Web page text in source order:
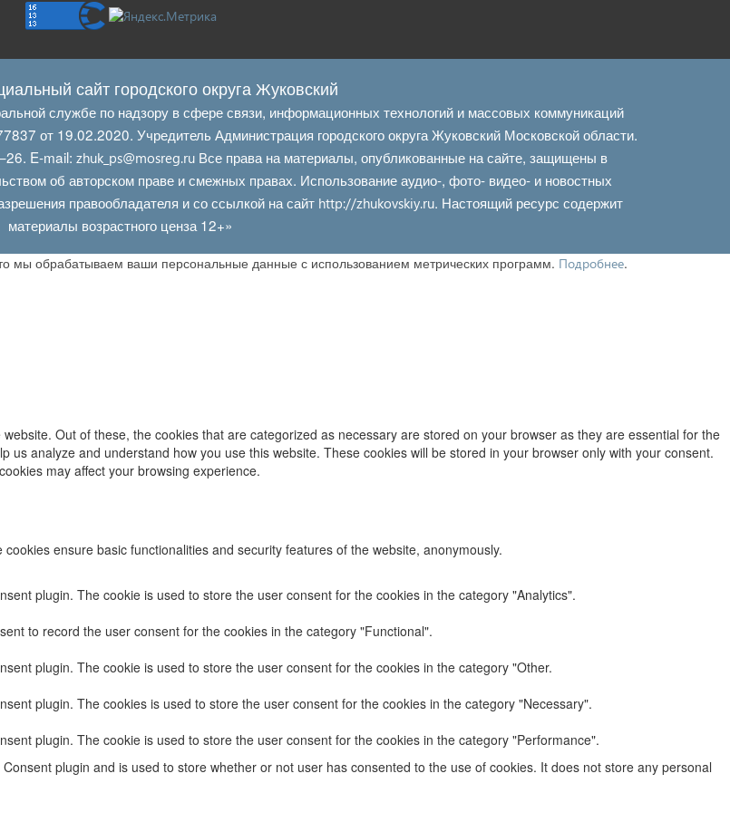
сайт городского округа Жуковский
службе по надзору в сфере связи, информационных технологий и массовых коммуникаций
от 19.02.2020. Учредитель Администрация городского округа Жуковский Московской области.
E‑mail: zhuk_ps@mosreg.ruВсе права на материалы, опубликованные на сайте, защищены в
об авторском праве и смежных правах. Использование аудио-, фото- видео- и новостных
правообладателя и со ссылкой на сайт http://zhukovskiy.ru. Настоящий ресурс содержит
материалы возрастного ценза 12+»
мы обрабатываем ваши персональные данные с использованием метрических программ. Подробнее.
Out of these, the cookies that are categorized as necessary are stored on your browser as they are essential for the
analyze and understand how you use this website. These cookies will be stored in your browser only with your consent.
may affect your browsing experience.
ensure basic functionalities and security features of the website, anonymously.
plugin. The cookie is used to store the user consent for the cookies in the category "Analytics".
to record the user consent for the cookies in the category "Functional".
plugin. The cookie is used to store the user consent for the cookies in the category "Other.
plugin. The cookies is used to store the user consent for the cookies in the category "Necessary".
plugin. The cookie is used to store the user consent for the cookies in the category "Performance".
plugin and is used to store whether or not user has consented to the use of cookies. It does not store any personal